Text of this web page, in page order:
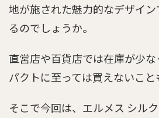
地が施された魅力的なデザイ
るのでしょうか。
直営店や百貨店では在庫が少
パクトに至っては買えないこと
そこで今回は、エルメス シル